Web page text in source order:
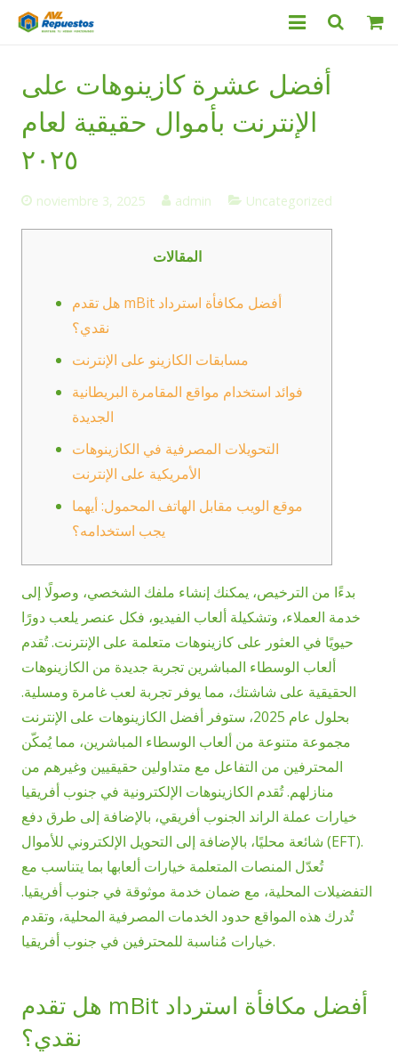
Servicio Técnico
Contacto
أفضل عشرة كازينوهات على
الإنترنت بأموال حقيقية لعام
٢٠٢٥
noviembre 3, 2025 admin Uncategorized
المقالات
هل تقدم mBit أفضل مكافأة استرداد
نقدي؟
مسابقات الكازينو على الإنترنت
فوائد استخدام مواقع المقامرة البريطانية
الجديدة
التحويلات المصرفية في الكازينوهات
الأمريكية على الإنترنت
موقع الويب مقابل الهاتف المحمول: أيهما
يجب استخدامه؟
بدءًا من الترخيص، يمكنك إنشاء ملفك الشخصي، وصولًا إلى
خدمة العملاء، وتشكيلة ألعاب الفيديو، فكل عنصر يلعب دورًا
حيويًا في العثور على كازينوهات متعلمة على الإنترنت. تُقدم
ألعاب الوسطاء المباشرين تجربة جديدة من الكازينوهات
الحقيقية على شاشتك، مما يوفر تجربة لعب غامرة ومسلية.
بحلول عام 2025، ستوفر أفضل الكازينوهات على الإنترنت
مجموعة متنوعة من ألعاب الوسطاء المباشرين، مما يُمكّن
المحترفين من التفاعل مع متداولين حقيقيين وغيرهم من
منازلهم.تُقدم الكازينوهات الإلكترونية في جنوب أفريقيا
خيارات عملة الراند الجنوب أفريقي، بالإضافة إلى طرق دفع
شائعة محليًا، بالإضافة إلى التحويل الإلكتروني للأموال (EFT).
تُعدّل المنصات المتعلمة خيارات ألعابها بما يتناسب مع
التفضيلات المحلية، مع ضمان خدمة موثوقة في جنوب أفريقيا.
تُدرك هذه المواقع حدود الخدمات المصرفية المحلية، وتقدم
خيارات مُناسبة للمحترفين في جنوب أفريقيا.
هل تقدم mBit أفضل مكافأة استرداد
نقدي؟